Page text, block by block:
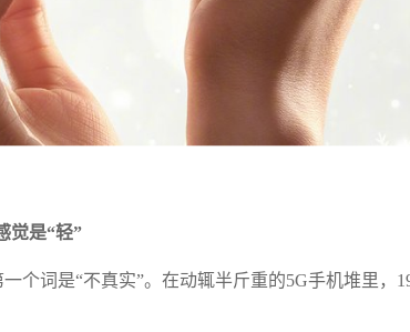
觉是“轻”
个词是“不真实”。在动辄半斤重的5G手机堆里，